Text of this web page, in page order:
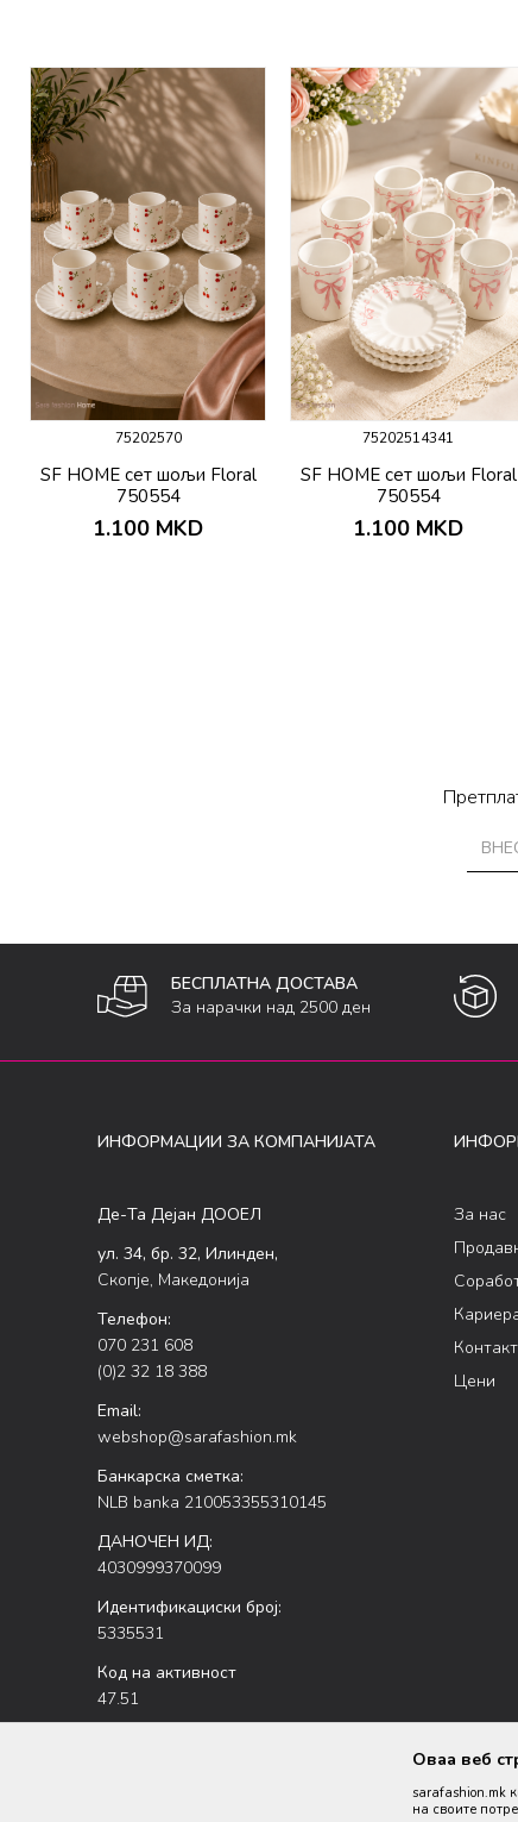
75202570
SF HOME сет шољи Floral
750554
1.100 MKD
75202514341
SF HOME сет шољи Floral
750554
1.100 MKD
БЕСПЛАТНА ДОСТАВА
За нарачки над 2500 ден
ИНФОРМАЦИИ ЗА КОМПАНИЈАТА
Де-Та Дејан ДООЕЛ
ул. 34, бр. 32, Илинден,
Скопје, Македонија
Телефон:
070 231 608
(0)2 32 18 388
Email:
webshop@sarafashion.mk
Банкарска сметка:
NLB banka 210053355310145
ДАНОЧЕН ИД:
4030999370099
Идентификациски број:
5335531
Код на активност
47.51
За нас
Контакт
Цени
Оваа веб
sarafashion.mk
на своите